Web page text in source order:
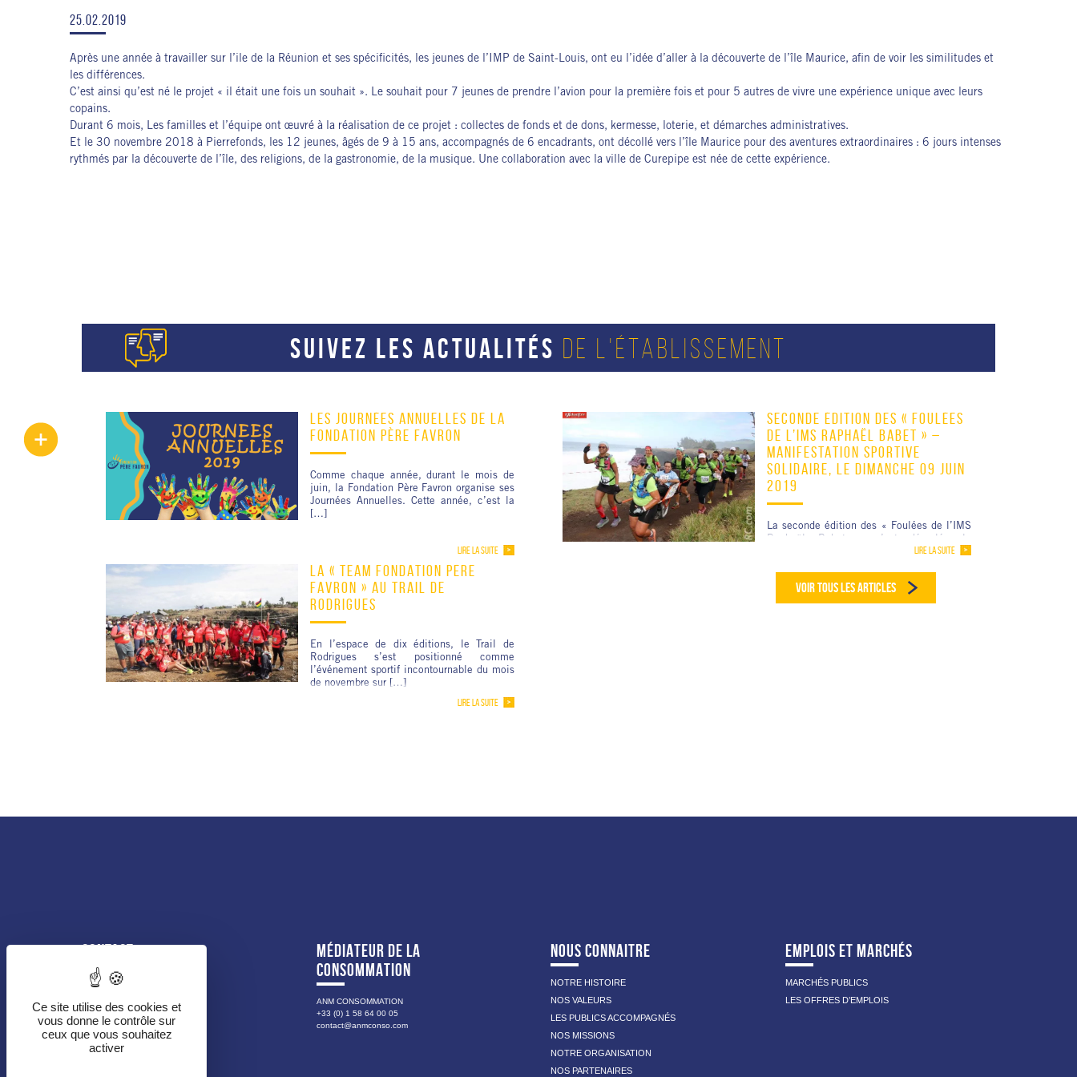
25.02.2019
Après une année à travailler sur l’ile de la Réunion et ses spécificités, les jeunes de l’IMP de Saint-Louis, ont eu l’idée d’aller à la découverte de l’île Maurice, afin de voir les similitudes et
les différences.
C’est ainsi qu’est né le projet « il était une fois un souhait ». Le souhait pour 7 jeunes de prendre l’avion pour la première fois et pour 5 autres de vivre une expérience unique avec leurs
copains.
Durant 6 mois, Les familles et l’équipe ont œuvré à la réalisation de ce projet : collectes de fonds et de dons, kermesse, loterie, et démarches administratives.
Et le 30 novembre 2018 à Pierrefonds, les 12 jeunes, âgés de 9 à 15 ans, accompagnés de 6 encadrants, ont décollé vers l’île Maurice pour des aventures extraordinaires : 6 jours intenses
rythmés par la découverte de l’île, des religions, de la gastronomie, de la musique. Une collaboration avec la ville de Curepipe est née de cette expérience.
SUIVEZ LES ACTUALITÉS DE L'ÉTABLISSEMENT
LES JOURNÉES ANNUELLES DE LA
FONDATION PÈRE FAVRON
Comme chaque année, durant le mois de
juin, la Fondation Père Favron organise ses
Journées Annuelles. Cette année, c’est la
[…]
LIRE LA SUITE
SECONDE ÉDITION DES « FOULÉES
DE L’IMS RAPHAËL BABET » –
MANIFESTATION SPORTIVE
SOLIDAIRE, LE DIMANCHE 09 JUIN
2019
La seconde édition des « Foulées de l’IMS
Dimanche 09 juin 2019, à St-Joseph. […]
LIRE LA SUITE
LA « TEAM FONDATION PÈRE
FAVRON » AU TRAIL DE
RODRIGUES
En l’espace de dix éditions, le Trail de
Rodrigues s’est positionné comme
l’événement sportif incontournable du mois
de novembre sur […]
LIRE LA SUITE
VOIR TOUS LES ARTICLES
CONTACT
DIRECTION GÉNÉRALE
Fax : 0262 91 80 18
80, boulevard Hubert Delisle
BP 380
MÉDIATEUR DE LA
CONSOMMATION
ANM CONSOMMATION
+33 (0) 1 58 64 00 05
contact@anmconso.com
NOUS CONNAITRE
NOTRE HISTOIRE
NOS VALEURS
LES PUBLICS ACCOMPAGNÉS
NOS MISSIONS
NOTRE ORGANISATION
NOS PARTENAIRES
EMPLOIS ET MARCHÉS
MARCHÉS PUBLICS
LES OFFRES D’EMPLOIS
Ce site utilise des cookies et
vous donne le contrôle sur
ceux que vous souhaitez
activer